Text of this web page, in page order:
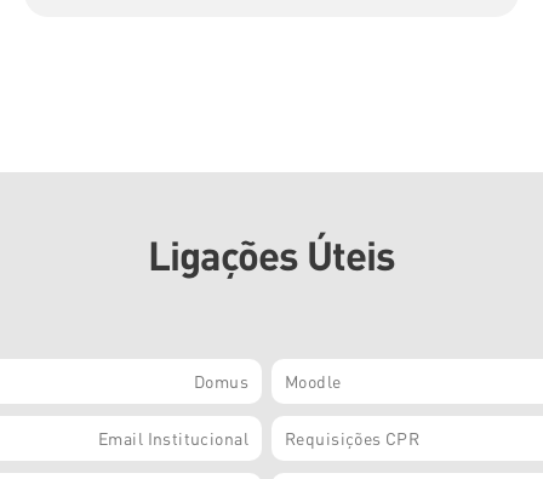
Ligações Úteis
Domus Moodle
Email Institucional Requisições CPR